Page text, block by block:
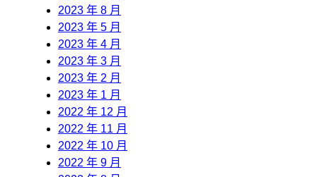
2023 年 8 月
2023 年 5 月
2023 年 4 月
2023 年 3 月
2023 年 2 月
2023 年 1 月
2022 年 12 月
2022 年 11 月
2022 年 10 月
2022 年 9 月